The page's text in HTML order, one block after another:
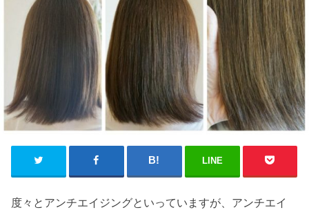
LINE
度々とアンチエイジングといっていますが、アンチエイ